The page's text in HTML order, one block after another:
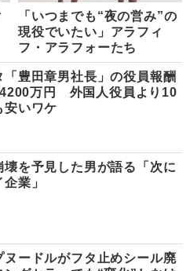
「いつまでも“夜の営み”の
現役でいたい」アラフィ
フ・アラフォーたち
「豊田章男社長」の役員報酬
万円 外国人役員より10
安いワケ
壊を予見した男が語る「次に
業」
ヌードルがフタ止めシール廃